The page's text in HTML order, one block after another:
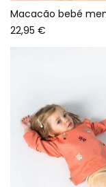
22,95 €